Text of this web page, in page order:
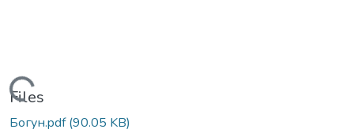
Loading...
Files
Богун.pdf(90.05 KB)